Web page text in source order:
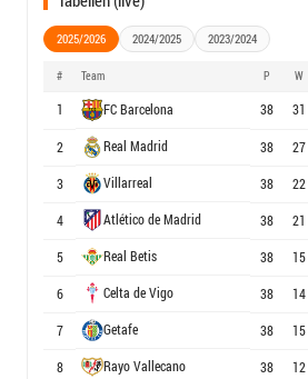
2025/2026 2024/2025 2023/2024
# Team P W
1 FC Barcelona 38 31
2
Real Madrid 38 27
3
Villarreal 38 22
4
Atlético de Madrid 38 21
5
Real Betis 38 15
6
Celta de Vigo 38 14
7
Getafe 38 15
8
Rayo Vallecano 38 12